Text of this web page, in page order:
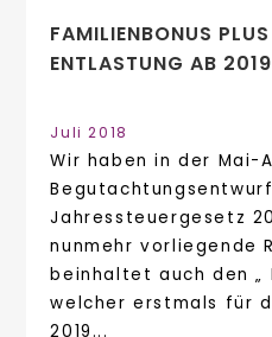
FAMILIENBONUS
ENTLASTUNG AB 2019
Juli 2018
Wir haben in der Mai-
Jahressteuergesetz
nunmehr vorliegende
beinhaltet auch den „
welcher erstmals für
2019...